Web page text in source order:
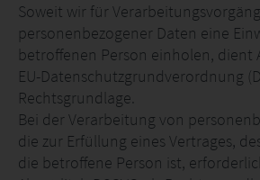
Soweit wir für
personenbezogener Daten eine
betroffenen Person einholen, dient
EU-Datenschutzgrundverordnung
Rechtsgrundlage.
Bei der Verarbeitung von
die zur Erfüllung eines Vertrages,
die betroffene Person ist,